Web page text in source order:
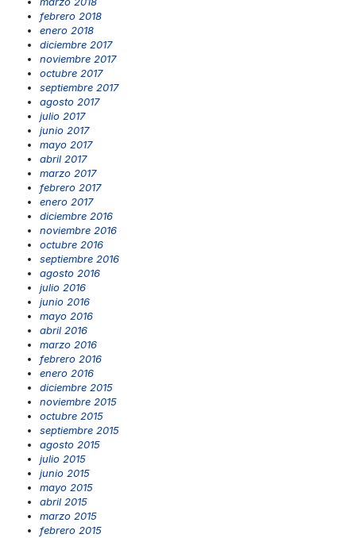
febrero 2018
enero 2018
diciembre 2017
noviembre 2017
octubre 2017
septiembre 2017
agosto 2017
julio 2017
junio 2017
mayo 2017
abril 2017
marzo 2017
febrero 2017
enero 2017
diciembre 2016
noviembre 2016
octubre 2016
septiembre 2016
agosto 2016
julio 2016
junio 2016
mayo 2016
abril 2016
marzo 2016
febrero 2016
enero 2016
diciembre 2015
noviembre 2015
octubre 2015
septiembre 2015
agosto 2015
julio 2015
junio 2015
mayo 2015
abril 2015
marzo 2015
febrero 2015